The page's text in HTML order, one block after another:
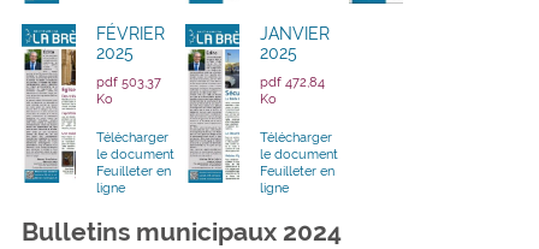
FÉVRIER
2025
pdf 503,37
Ko
Télécharger
le document
Feuilleter en
ligne
JANVIER
2025
pdf 472,84
Ko
Télécharger
le document
Feuilleter en
ligne
Bulletins municipaux 2024